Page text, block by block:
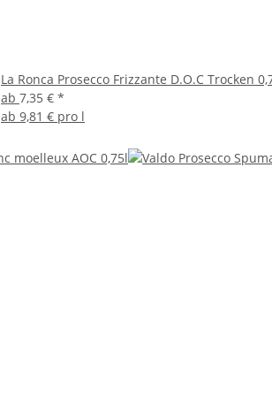
La Ronca Prosecco Frizzante D.O.C Trocken
ab 7,35 € *
ab 9,81 € pro l